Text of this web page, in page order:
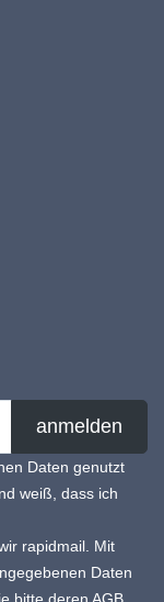
anmelden
Daten genutzt
weiß, dass ich
rapidmail. Mit
Daten